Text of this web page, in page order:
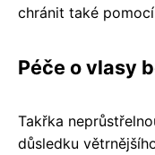
chránit také
Péče o vlasy
Takřka
důsledku